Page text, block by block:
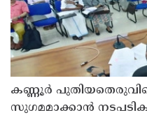
കണ്ണൂർ
സുഗമമാക്കാന്‍